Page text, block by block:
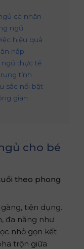
cá nhân
ngủ
hiệu quả
nắp
ngủ thực tế
tính
sắc nổi bật
gian
cho bé
theo phong
tiện dụng.
đa năng như
nhỏ gọn kết
trộn giữa